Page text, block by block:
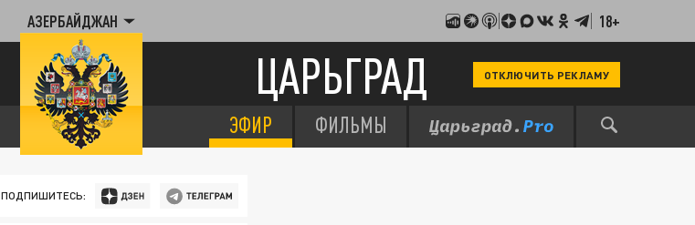
АЗЕРБАЙДЖАН 18+
ЦАРЬГРАД ОТКЛЮЧИТЬ РЕКЛАМУ
ЭФИР ФИЛЬМЫ
ПОДПИШИТЕСЬ: